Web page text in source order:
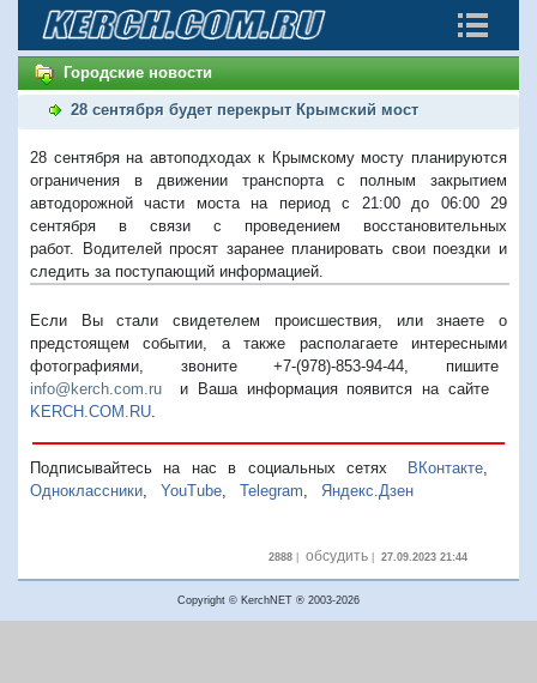
Городские новости
28 сентября будет перекрыт Крымский мост
28 сентября на автоподходах к Крымскому мосту планируются
ограничения в движении транспорта с полным закрытием
автодорожной части моста на период с 21:00 до 06:00 29
сентября в связи с проведением восстановительных
работ. Водителей просят заранее планировать свои поездки и
следить за поступающий информацией.
Если Вы стали свидетелем происшествия, или знаете о
предстоящем событии, а также располагаете интересными
фотографиями, звоните +7-(978)-853-94-44, пишите
info@kerch.com.ru и Ваша информация появится на сайте
KERCH.COM.RU
Подписывайтесь на нас в социальных сетях ВКонтакте,
Одноклассники
YouTube Telegram Яндекс.Дзен
2888| обсудить| 27.09.2023 21:44
Copyright © KerchNET ® 2003-2026